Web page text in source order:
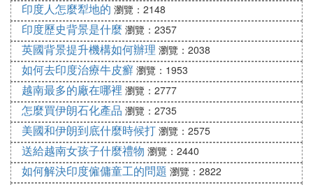
印度人怎麼犁地的 瀏覽：2148
印度歷史背景是什麼 瀏覽：2357
英國背景提升機構如何辦理 瀏覽：2038
如何去印度治療牛皮癬 瀏覽：1953
越南最多的廠在哪裡 瀏覽：2777
怎麼買伊朗石化產品 瀏覽：2735
美國和伊朗到底什麼時候打 瀏覽：2575
送給越南女孩子什麼禮物 瀏覽：2440
如何解決印度僱傭童工的問題 瀏覽：2822